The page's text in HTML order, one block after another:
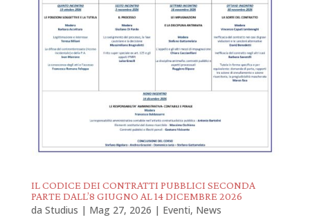
IL CODICE DEI CONTRATTI PUBBLICI SECONDA
PARTE DALL’8 GIUGNO AL 14 DICEMBRE 2026
da Studius | Mag 27, 2026 | Eventi, News